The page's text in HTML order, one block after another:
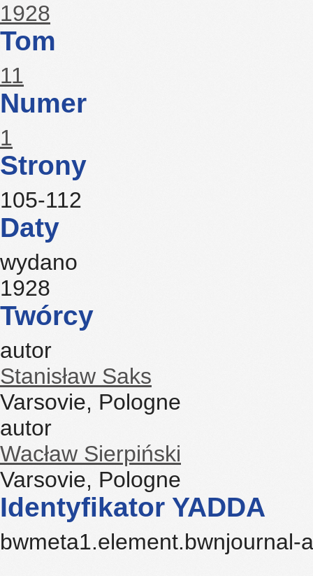
1928
Tom
11
Numer
1
Strony
105-112
Daty
wydano
1928
Twórcy
autor
Stanisław Saks
Varsovie, Pologne
autor
Wacław Sierpiński
Varsovie, Pologne
Identyfikator YADDA
bwmeta1.element.bwnjournal-